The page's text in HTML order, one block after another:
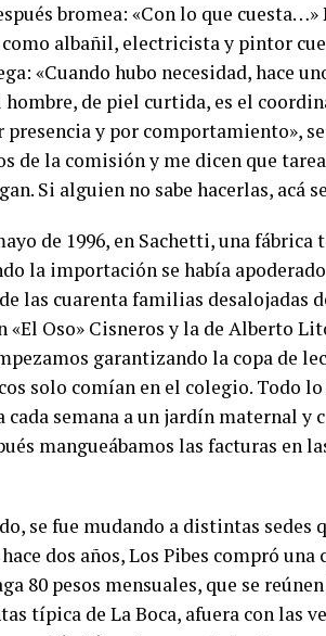
bromea: «Con lo que cuesta…»
como albañil, electricista y pintor
«Cuando hubo necesidad, hace
de piel curtida, es el
presencia y por comportamiento»,
de la comisión y me dicen que
Si alguien no sabe hacerlas, acá
de 1996, en Sachetti, una
la importación se había
las cuarenta familias desalojadas
«El Oso» Cisneros y la de Alberto
garantizando la copa de
solo comían en el colegio. Todo
semana a un jardín maternal y
mangueábamos las facturas en
se fue mudando a distintas sedes
dos años, Los Pibes compró una
80 pesos mensuales, que se
típica de La Boca, afuera con las